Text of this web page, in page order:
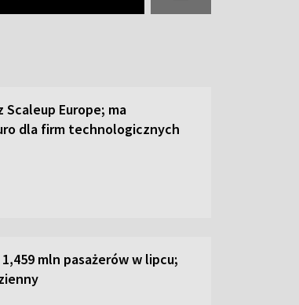
Scaleup Europe; ma
dla firm technologicznych
mln pasażerów w lipcu;